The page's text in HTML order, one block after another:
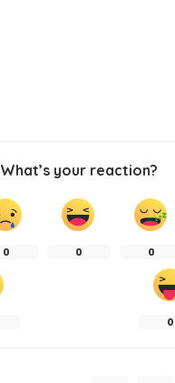
What’s your reaction?
0 0 0
0